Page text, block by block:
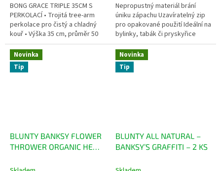
BONG GRACE TRIPLE 35CM S
PERKOLACÍ • Trojitá tree-arm
perkolace pro čistý a chladný
kouř • Výška 35 cm, průměr 50
mm – pohodlný tah • Stabilní
beaker základna • Odolné...
Nepropustný materiál brání
úniku zápachu Uzavíratelný zip
pro opakované použití Ideální na
bylinky, tabák či pryskyřice
Kompaktní rozměr: 90×80 mm
Nenápadný...
Novinka
Tip
BLUNTY BANKSY FLOWER
THROWER ORGANIC HEMP
Novinka
Tip
BLUNTY ALL NATURAL –
BANKSY’S GRAFFITI – 2 KS